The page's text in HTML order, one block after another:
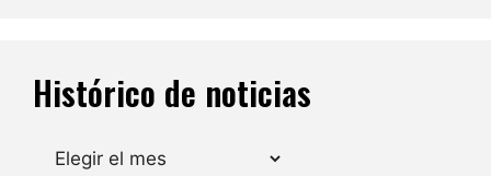
Histórico de noticias
Archivos